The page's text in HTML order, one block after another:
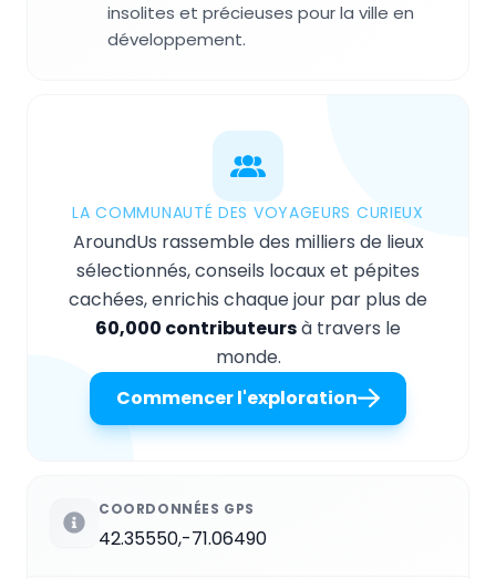
insolites et précieuses pour la ville en
développement.
LA COMMUNAUTÉ DES VOYAGEURS CURIEUX
AroundUs rassemble des milliers de lieux
sélectionnés, conseils locaux et pépites
cachées, enrichis chaque jour par plus de
60,000 contributeursà travers le
monde.
Commencer l'exploration
COORDONNÉES GPS
42.35550,-71.06490